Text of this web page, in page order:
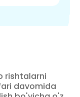
rishtalarni
davomida